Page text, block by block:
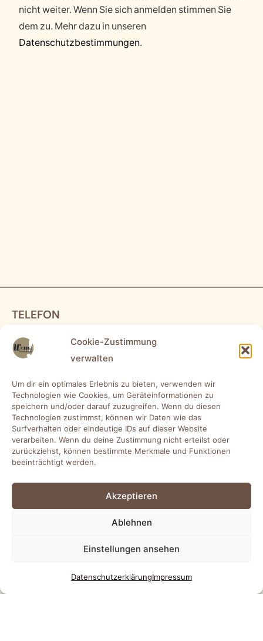
Cookie-Zustimmung
verwalten
Um dir ein optimales Erlebnis zu bieten, verwenden wir
Technologien wie Cookies, um Geräteinformationen zu
speichern und/oder darauf zuzugreifen. Wenn du diesen
Technologien zustimmst, können wir Daten wie das
Surfverhalten oder eindeutige IDs auf dieser Website
verarbeiten. Wenn du deine Zustimmung nicht erteilst oder
zurückziehst, können bestimmte Merkmale und Funktionen
beeinträchtigt werden.
Akzeptieren
Ablehnen
Einstellungen ansehen
Datenschutz­erklärungImpressum
nicht weiter. Wenn Sie sich anmelden stimmen Sie
dem zu. Mehr dazu in unseren
Datenschutzbestimmungen.
TELEFON
0441 – 972 390 50 (OLDENBURG)
04131 – 85 11 44(LÜNEBURG)
EMAIL
info@friends-of-work.de
SOCIAL
WEMA RaumKonzepte GmbH
WEMA RaumKonzepte GmbH Oldenburg
Im Kleigrund 10, 26135 Oldenburg